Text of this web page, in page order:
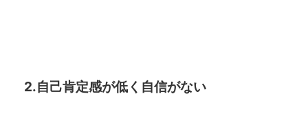
2.自己肯定感が低く自信がない